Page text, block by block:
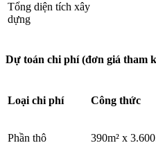
Tổng diện tích xây
dựng
Dự toán chi phí (đơn giá tham
Loại chi phí Công thức
Phần thô 390m² x